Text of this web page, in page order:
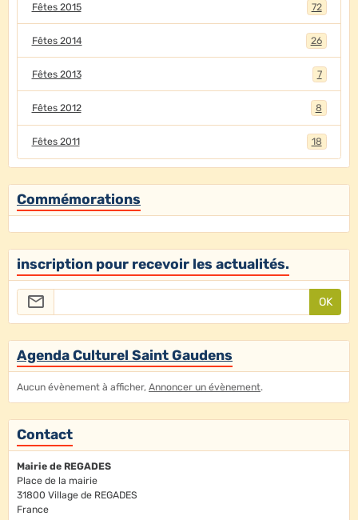
Fêtes 2015 72
Fêtes 2014 26
Fêtes 2013 7
Fêtes 2012 8
Fêtes 2011 18
Commémorations
inscription pour recevoir les actualités.
OK
Agenda Culturel Saint Gaudens
Aucun évènement à afficher, Annoncer un évènement.
Contact
Mairie de REGADES
Place de la mairie
31800 Village de REGADES
France